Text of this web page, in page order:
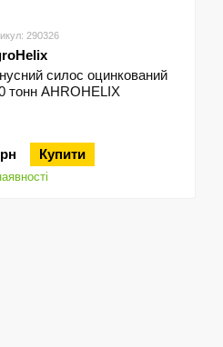
290326
силос оцинкований
тонн AHROHELIX
Купити